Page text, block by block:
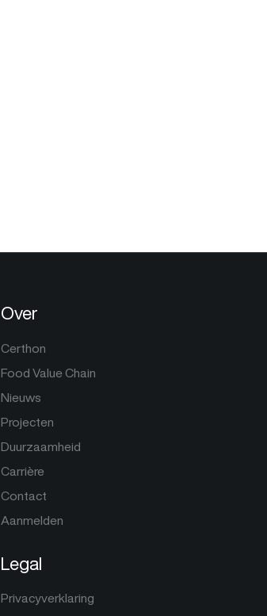
Over
Certhon
Food Value Chain
Nieuws
Projecten
Duurzaamheid
Carrière
Contact
Aanmelden
Legal
Privacyverklaring